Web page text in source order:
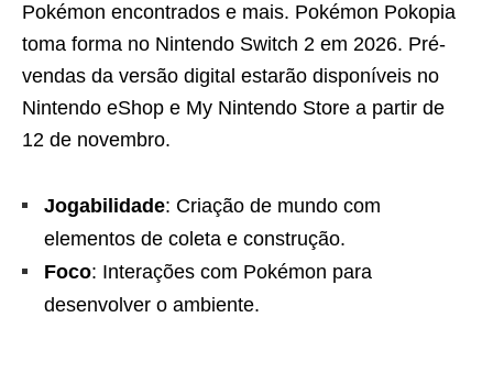
Pokémon encontrados e mais. Pokémon Pokopia
toma forma no Nintendo Switch 2 em 2026. Pré-
vendas da versão digital estarão disponíveis no
Nintendo eShop e My Nintendo Store a partir de
12 de novembro.
Jogabilidade: Criação de mundo com
elementos de coleta e construção.
Foco: Interações com Pokémon para
desenvolver o ambiente.